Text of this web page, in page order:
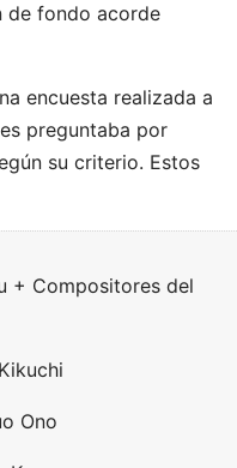
de fondo acorde
encuesta realizada a
preguntaba por
su criterio. Estos
+ Compositores del
Ono